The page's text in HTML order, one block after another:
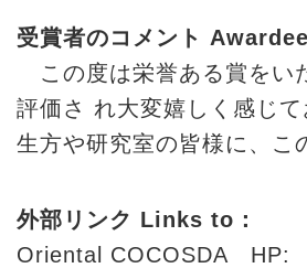
受賞者のコメント
この度は栄誉ある賞をい
評価さ れ大変嬉しく感じ
生方や研究室の皆様に、こ
外部リンク Links to：
Oriental COCOSDA HP: